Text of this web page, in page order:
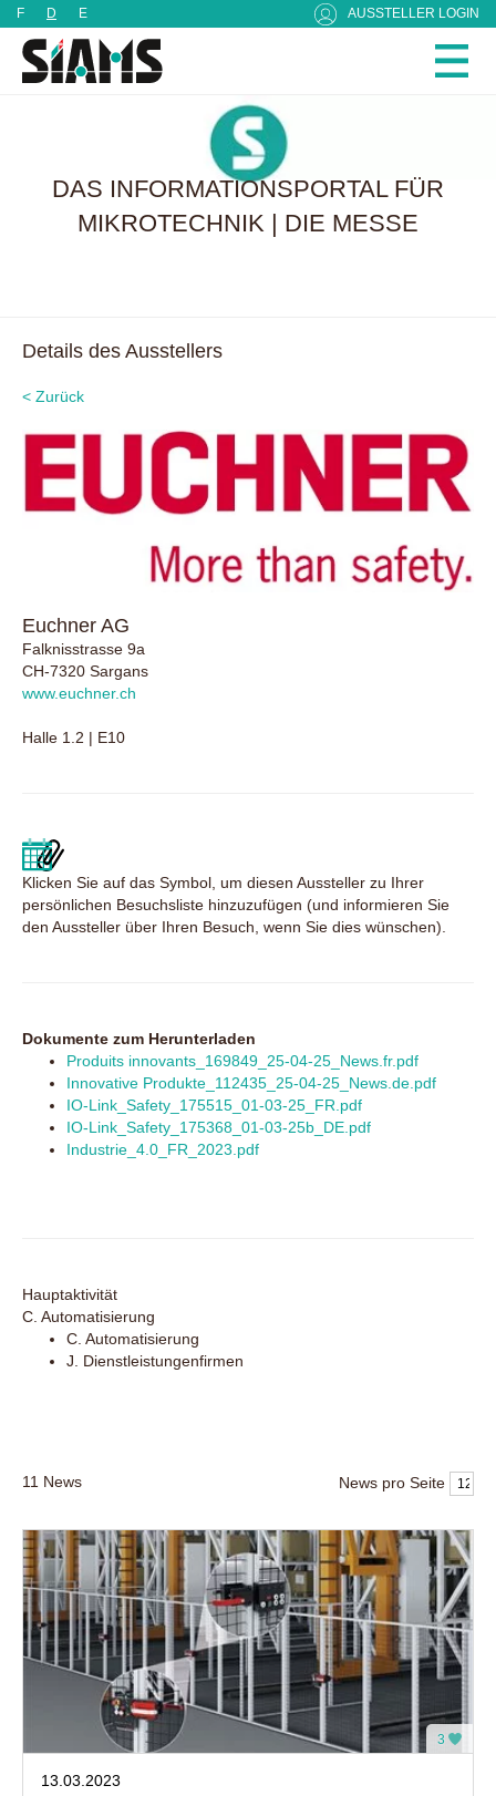
F D E AUSSTELLER LOGIN
DAS INFORMATIONSPORTAL FÜR
MIKROTECHNIK | DIE MESSE
Details des Ausstellers
< Zurück
Euchner AG
Falknisstrasse 9a
CH-7320 Sargans
www.euchner.ch
Halle 1.2 | E10
Klicken Sie auf das Symbol, um diesen Aussteller zu Ihrer
persönlichen Besuchsliste hinzuzufügen (und informieren Sie
den Aussteller über Ihren Besuch, wenn Sie dies wünschen).
Dokumente zum Herunterladen
Produits innovants_169849_25-04-25_News.fr.pdf
Innovative Produkte_112435_25-04-25_News.de.pdf
IO-Link_Safety_175515_01-03-25_FR.pdf
IO-Link_Safety_175368_01-03-25b_DE.pdf
Industrie_4.0_FR_2023.pdf
Hauptaktivität
C. Automatisierung
C. Automatisierung
J. Dienstleistungenfirmen
11 News News pro Seite
3
13.03.2023
Cookie-Einstellungen